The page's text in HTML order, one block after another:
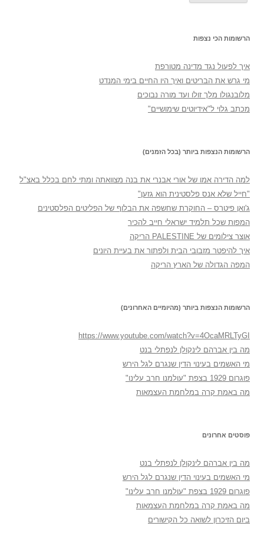
הרשומות הכי נצפות
איך לפעול נגד מדינה מטורפת
מי גרש את הבריטים ואיך היו החיים בימי המנדט
מלובנגולו מלך זולו ועד מורה נבוכים
מכתב גלוי ל"אידיוטים שימושיים"
הרשומות הנצפות ביותר (בכל הזמנים)
למה הדירה אמו של אורי אבנרי את בנה מצוואתה ומתי לחם בכלל באצ"ל
"חייל שלא אנס פלסטינית הוא גזען"
ג'ואן פיטרס – החוקרת שחשפה את הבלוף של הפליטים הפלסטינים
המפות שכל תלמיד ישראלי חייב להכיר
אוצר צילומים של PALESTINE הריקה
איך להיפטר מזבובי הבית ולפתור את בעיית היונים
המפה הגדולה של הארץ הריקה
הרשומות הנצפות ביותר (מהיומיים האחרונים)
https://www.youtube.com/watch?v=4OcaMRLTyGI
מה בין אברהם לינקולן לנפתלי בנט
מי האשמים בעינוי הדין שנגרם לגל הירש
פוגרום 1929 בצפת "עולמנו חרב עלינו"
מה באמת קרה במלחמת העצמאות
פוסטים אחרונים
מה בין אברהם לינקולן לנפתלי בנט
מי האשמים בעינוי הדין שנגרם לגל הירש
פוגרום 1929 בצפת "עולמנו חרב עלינו"
מה באמת קרה במלחמת העצמאות
ביום הזיכרון לשואה כל הקישורים